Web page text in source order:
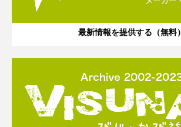
最新情報を提供する（無料）